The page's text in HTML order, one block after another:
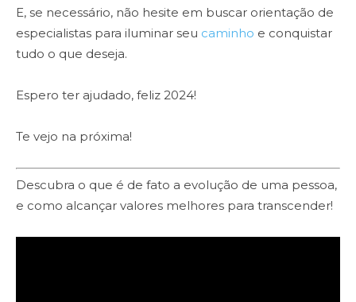
E, se necessário, não hesite em buscar orientação de
especialistas para iluminar seu caminho e conquistar
tudo o que deseja.
Espero ter ajudado, feliz 2024!
Te vejo na próxima!
Descubra o que é de fato a evolução de uma pessoa,
e como alcançar valores melhores para transcender!